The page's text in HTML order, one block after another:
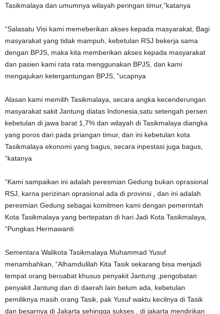
Tasikmalaya dan umumnya wilayah peringan timur,”katanya
“Salasatu Visi kami memeberikan akses kepada masyarakat, Bagi
masyarakat yang tidak mampuh, kebetulan RSJ bekerja sama
dengan BPJS, maka kita memberikan akses kepada masyarakat
dan pasien kami rata rata menggunakan BPJS, dan kami
mengajukan ketergantungan BPJS, “ucapnya
Alasan kami memilih Tasikmalaya, secara angka kecenderungan
masyarakat sakit Jantung diatas Indonesia,satu setengah persen
kebetulan di jawa barat 1,7% dan wilayah di Tasikmalaya diangka
yang poros dari pada priangan timur, dan ini kebetulan kota
Tasikmalaya ekonomi yang bagus, secara inpestasi juga bagus,
“katanya
“Kami sampaikan ini adalah peresmian Gedung bukan oprasional
RSJ, karna perizinan oprasional ada di provinsi , dan ini adalah
peresmian Gedung sebagai komitmen kami dengan pemerintah
Kota Tasikmalaya yang bertepatan di hari Jadi Kota Tasikmalaya,
“Pungkas Hermawanti
Sementara Walikota Tasikmalaya Muhammad Yusuf
menambahkan, “Alhamdulilah Kita Tasik sekarang bisa menjadi
tempat orang beroabat khusus penyakit Jantung ,pengobatan
penyakit Jantung dan di daerah lain belum ada, kebetulan
pemiliknya masih orang Tasik, pak Yusuf waktu kecilnya di Tasik
dan besarnya di Jakarta sehingga sukses , di jakarta mendirikan